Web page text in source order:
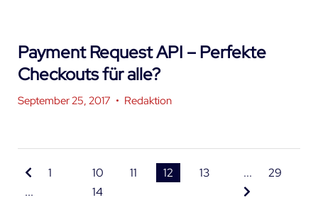
Payment Request API – Perfekte
Checkouts für alle?
September 25, 2017 • Redaktion
1
...
10 11 12
13
14
... 29